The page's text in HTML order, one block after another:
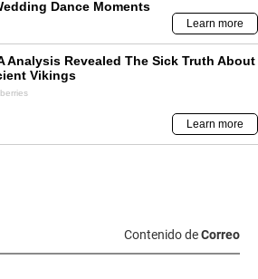
Contenido deCorreo